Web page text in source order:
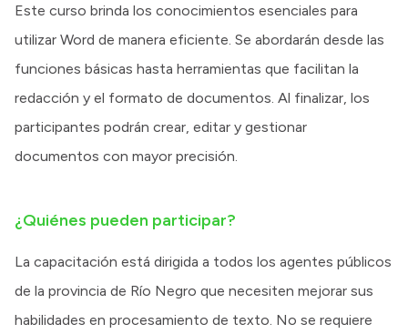
Este curso brinda los conocimientos esenciales para
utilizar Word de manera eficiente. Se abordarán desde las
funciones básicas hasta herramientas que facilitan la
redacción y el formato de documentos. Al finalizar, los
participantes podrán crear, editar y gestionar
documentos con mayor precisión.
¿Quiénes pueden participar?
La capacitación está dirigida a todos los agentes públicos
de la provincia de Río Negro que necesiten mejorar sus
habilidades en procesamiento de texto. No se requiere